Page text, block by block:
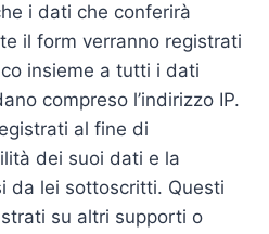
i dati che conferirà
il form verranno registrati
insieme a tutti i dati
compreso l’indirizzo IP.
al fine di
dei suoi dati e la
da lei sottoscritti. Questi
su altri supporti o